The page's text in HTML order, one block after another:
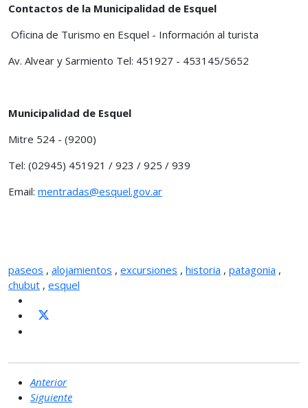
Contactos de la Municipalidad de Esquel
Oficina de Turismo en Esquel - Información al turista
Av. Alvear y Sarmiento Tel: 451927 - 453145/5652
Municipalidad de Esquel
Mitre 524 - (9200)
Tel: (02945) 451921 / 923 / 925 / 939
Email: mentradas@esquel.gov.ar
paseos , alojamientos , excursiones , historia , patagonia ,
chubut , esquel
Anterior
Siguiente